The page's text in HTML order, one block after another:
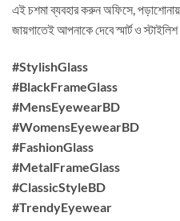
এই চশমা ব্যবহার করুন অফিসে,
জায়গাতেই আপনাকে দেবে স্মার্ট ও
#StylishGlass
#BlackFrameGlass
#MensEyewearBD
#WomensEyewearBD
#FashionGlass
#MetalFrameGlass
#ClassicStyleBD
#TrendyEyewear